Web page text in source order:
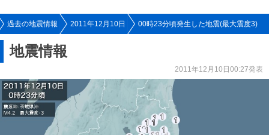
過去の地震情報 2011年12月10日 00時23分頃発生した地震(最大震度3)
地震情報
2011年12月10日00:27発表